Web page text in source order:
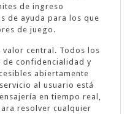
de ingreso
de ayuda para los que
de juego.
central. Todos los
confidencialidad y
abiertamente
al usuario está
en tiempo real,
resolver cualquier